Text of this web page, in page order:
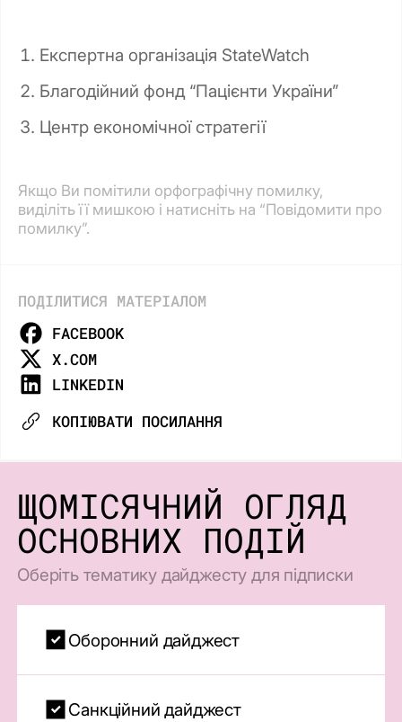
Експертна організація StateWatch
Благодійний фонд “Пацієнти України”
Центр економічної стратегії
Якщо Ви помітили орфографічну помилку,
виділіть її мишкою і натисніть на “Повідомити про
помилку”.
ПОДІЛИТИСЯ МАТЕРІАЛОМ
FACEBOOK
X.COM
LINKEDIN
КОПІЮВАТИ ПОСИЛАННЯ
ЩОМІСЯЧНИЙ ОГЛЯД
ОСНОВНИХ ПОДІЙ
Оберіть тематику дайджесту для підписки
Оборонний дайджест
Санкційний дайджест